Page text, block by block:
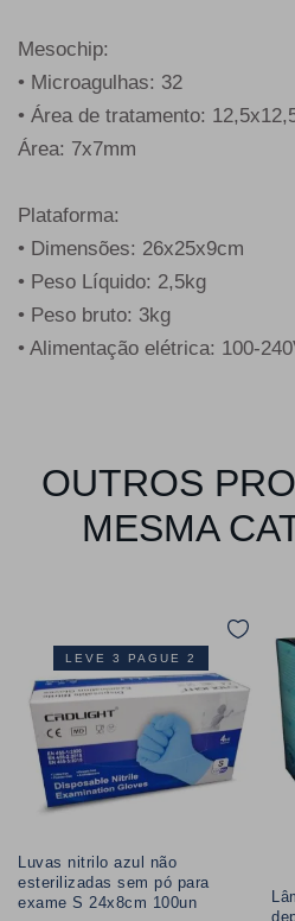
Mesochip:
• Microagulhas: 32
• Área de tratamento:
Área: 7x7mm
Plataforma:
• Dimensões: 26x25x9cm
• Peso Líquido: 2,5kg
• Peso bruto: 3kg
• Alimentação elétrica: 100-
OUTROS
MESMA
LEVE 3 PAGUE 2
Luvas nitrilo azul não
esterilizadas sem pó para
exame S 24x8cm 100un